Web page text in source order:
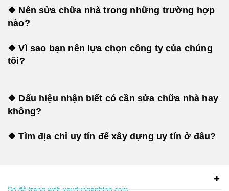
❖ Nên sửa chữa nhà trong những trường hợp
nào?
❖ Vì sao bạn nên lựa chọn công ty của chúng
tôi?
❖ Dấu hiệu nhận biết có cần sửa chữa nhà hay
không?
❖ Tìm địa chỉ uy tín để xây dựng uy tín ở đâu?